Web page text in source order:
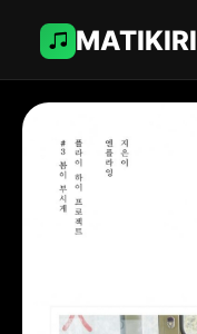
MATIKIRI